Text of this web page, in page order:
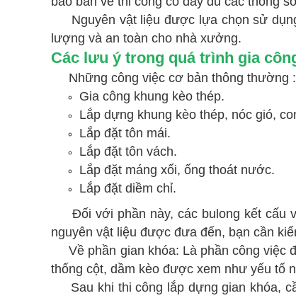
Nguyên vật liệu được lựa chọn sử
lượng và an toàn cho nhà xưởng.
Các lưu ý trong quá trình gia
Những công việc cơ bản thông thường :
Gia công khung kèo thép.
Lắp dựng khung kèo thép, nóc gió,
Lắp đặt tôn mái.
Lắp đặt tôn vách.
Lắp đặt máng xối, ống thoát nước.
Lắp đặt diềm chỉ.
Đối với phần này, các bulong kết cấu
nguyên vật liệu được đưa đến, bạn cần
Về phần gian khóa: Là phần công việc
thống cột, dầm kèo được xem như yếu tố
Sau khi thi công lắp dựng gian khóa,